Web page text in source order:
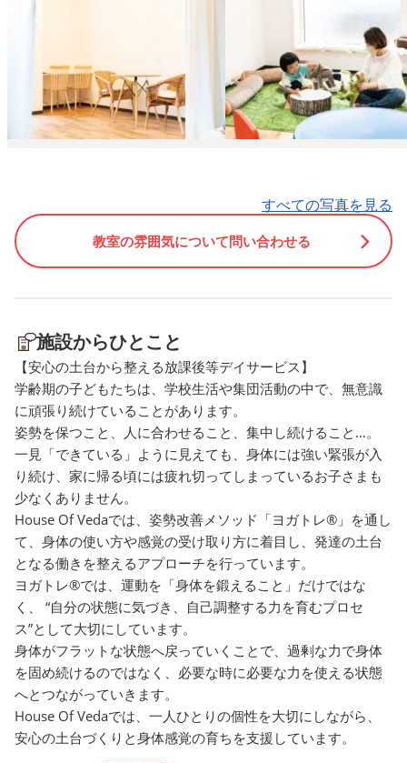
能です。 ぜひお越しくださ
い。
ふるまい方を選びながら
しています。 そのため
育の時間だけでなく、お
まが毎日多くの時間を過
園や学校での様子を知る
で、よりお子さまに合っ
House of Vedaでは、支
さらに充実させるため、
に「保育所等訪問支援」
始します。 保育所等訪
援では、療育経験のある
様子を見守りながら、先
と一緒に支援方法や環境
援・放課後等デイサービ
育んだ力を園や学校で発
きるようにつなげること
課題を、日々の療育へ活
ていくこと。 このよう
療育と日常生活をつなぐ
ができることが、保育所
問支援の大きな魅力です
を中心に、ご家庭・園や
校・事業所が一つのチー
なり、それぞれの立場か
を合わせて支えられる体
くりを目指しています。
すべての写真を見る
教室の雰囲気について問い合わせる
施設からひとこと
【安心の土台から整える放課後等デイサービス】
学齢期の子どもたちは、学校生活や集団活動の中で、無意識
に頑張り続けていることがあります。
姿勢を保つこと、人に合わせること、集中し続けること…。
一見「できている」ように見えても、身体には強い緊張が入
り続け、家に帰る頃には疲れ切ってしまっているお子さまも
少なくありません。
House Of Vedaでは、姿勢改善メソッド「ヨガトレ®」を通し
て、身体の使い方や感覚の受け取り方に着目し、発達の土台
となる働きを整えるアプローチを行っています。
ヨガトレ®では、運動を「身体を鍛えること」だけではな
く、 “自分の状態に気づき、自己調整する力を育むプロセ
ス”として大切にしています。
身体がフラットな状態へ戻っていくことで、過剰な力で身体
を固め続けるのではなく、必要な時に必要な力を使える状態
へとつながっていきます。
House Of Vedaでは、一人ひとりの個性を大切にしながら、
安心の土台づくりと身体感覚の育ちを支援しています。